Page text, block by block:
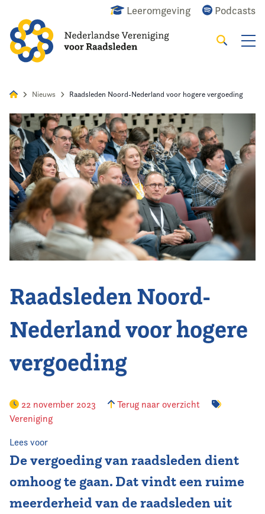
Leeromgeving Podcasts
Zoeken
Home
Agenda
Nieuws
Opleiding
Kennis & Informatie
Vereniging
Contact
Nieuws Raadsleden Noord-Nederland voor hogere vergoeding
Raadsleden Noord-
Nederland voor hogere
vergoeding
22 november 2023
Terug naar overzicht
Vereniging
Lees voor
De vergoeding van raadsleden dient
omhoog te gaan. Dat vindt een ruime
meerderheid van de raadsleden uit